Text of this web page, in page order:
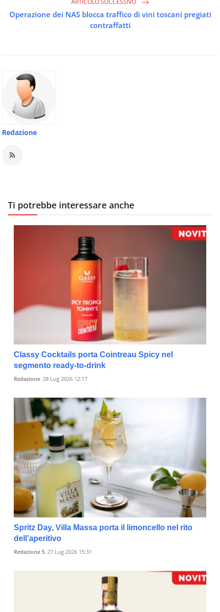
ARTICOLO SUCCESSIVO
Operazione dei NAS blocca traffico di vini toscani pregiati
contraffatti
Redazione
Ti potrebbe interessare anche
Classy Cocktails porta Cointreau Spicy nel
segmento ready-to-drink
Redazione 28 Lug 2026 12:17
Spritz Day, Villa Massa porta il limoncello nel rito
dell’aperitivo
Redazione 5 27 Lug 2026 15:31